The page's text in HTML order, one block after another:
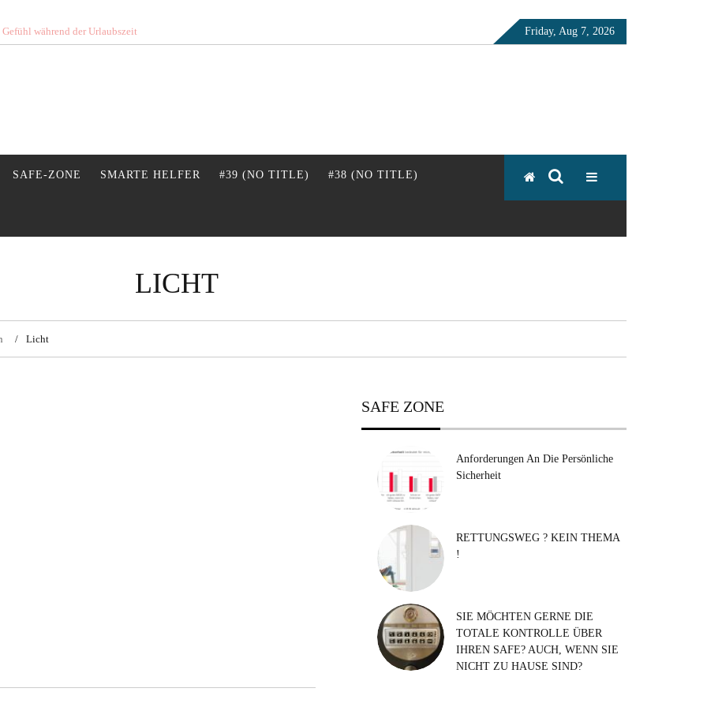
während der Urlaubszeit Friday, Aug 7, 2026
SAFE-ZONE SMARTE HELFER #39 (NO TITLE) #38 (NO TITLE)
LICHT
Licht
SAFE ZONE
Anforderungen An Die Persönliche
Sicherheit
RETTUNGSWEG ? KEIN THEMA
!
SIE MÖCHTEN GERNE DIE
TOTALE KONTROLLE ÜBER
IHREN SAFE? AUCH, WENN SIE
NICHT ZU HAUSE SIND?